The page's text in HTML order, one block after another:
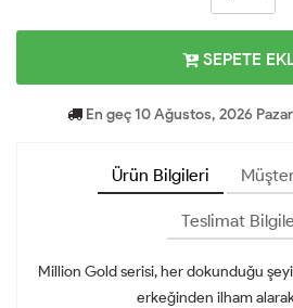
SEPETE
En geç 10 Ağustos, 2026
Ürün Bilgileri
Teslimat
Million Gold serisi, her dokunduğu şeyi
erkeğinden ilham alarak